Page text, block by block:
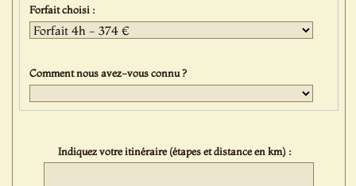
Forfait choisi :
Comment nous avez-vous connu ?
Indiquez votre itinéraire (étapes et distance en km) :